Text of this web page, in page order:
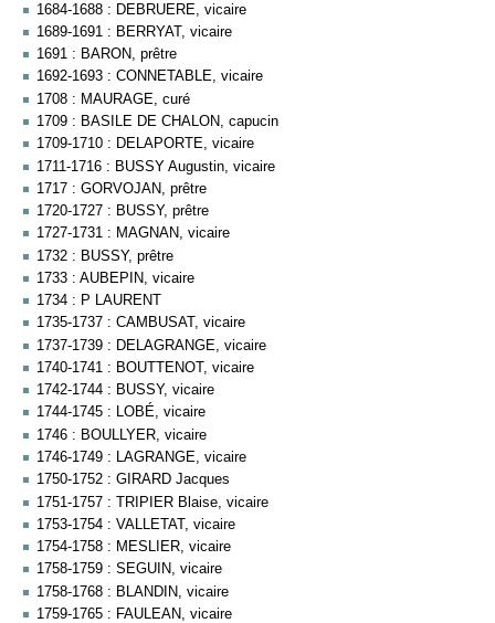
1684-1688 : DEBRUERE, vicaire
1689-1691 : BERRYAT, vicaire
1691 : BARON, prêtre
1692-1693 : CONNETABLE, vicaire
1708 : MAURAGE, curé
1709 : BASILE DE CHALON, capucin
1709-1710 : DELAPORTE, vicaire
1711-1716 : BUSSY Augustin, vicaire
1717 : GORVOJAN, prêtre
1720-1727 : BUSSY, prêtre
1727-1731 : MAGNAN, vicaire
1732 : BUSSY, prêtre
1733 : AUBEPIN, vicaire
1734 : P LAURENT
1735-1737 : CAMBUSAT, vicaire
1737-1739 : DELAGRANGE, vicaire
1740-1741 : BOUTTENOT, vicaire
1742-1744 : BUSSY, vicaire
1744-1745 : LOBÉ, vicaire
1746 : BOULLYER, vicaire
1746-1749 : LAGRANGE, vicaire
1750-1752 : GIRARD Jacques
1751-1757 : TRIPIER Blaise, vicaire
1753-1754 : VALLETAT, vicaire
1754-1758 : MESLIER, vicaire
1758-1759 : SEGUIN, vicaire
1758-1768 : BLANDIN, vicaire
1759-1765 : FAULEAN, vicaire